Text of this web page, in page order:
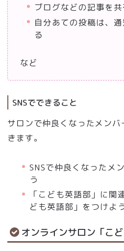
ブログなどの記事を
自分あての投稿は、
る
など
SNSでできること
サロンで仲良くなったメンバ
きます。
SNSで仲良くなったメ
う
「こども英語部」に関
ども英語部」をつけよ
オンラインサロン「こ